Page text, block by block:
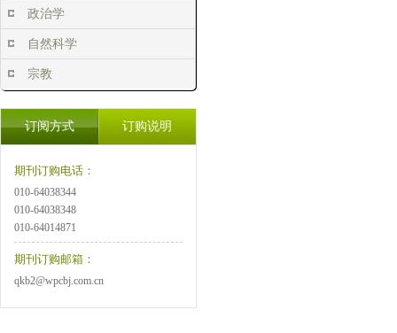
政治学
自然科学
宗教
订阅方式 订购说明
期刊订购电话：
010-64038344
010-64038348
010-64014871
期刊订购邮箱：
qkb2@wpcbj.com.cn